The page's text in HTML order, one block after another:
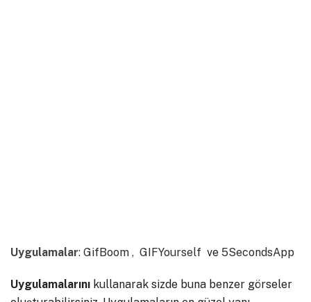
Uygulamalar: GifBoom , GIFYourself ve 5SecondsApp
Uygulamalarını kullanarak sizde buna benzer görseler